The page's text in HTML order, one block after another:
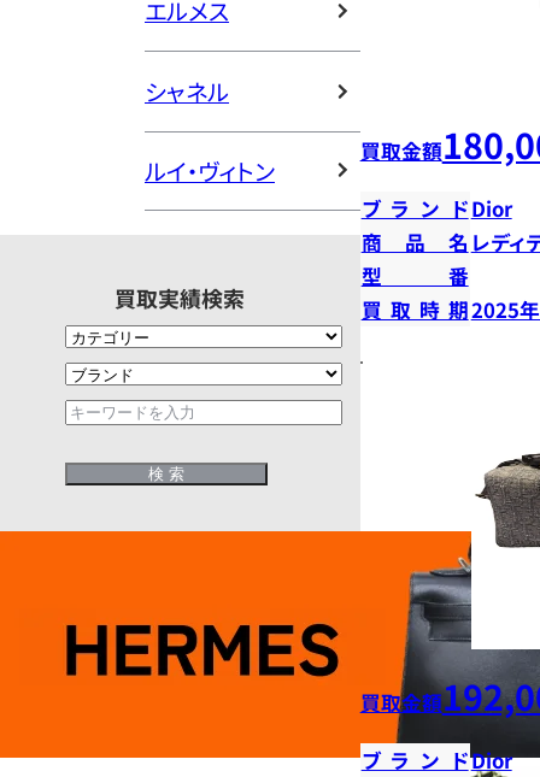
エルメス
シャネル
ルイ・ヴィトン
買取実績検索
買取金額
ブランドDior
商品名 レディ
型番
買取時期2025
買取金額
ブランドDior